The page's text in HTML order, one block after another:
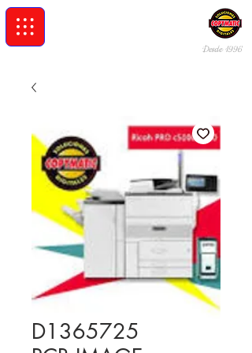
Desde 1996
D1365725